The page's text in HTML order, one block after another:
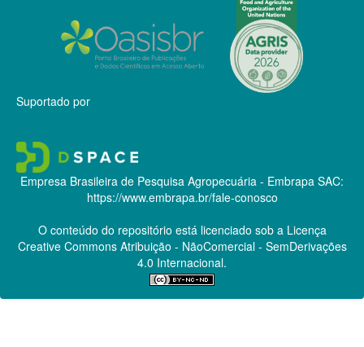
Suportado por
Empresa Brasileira de Pesquisa Agropecuária - Embrapa SAC:
https://www.embrapa.br/fale-conosco
O conteúdo do repositório está licenciado sob a Licença
Creative CommonsAtribuição - NãoComercial - SemDerivações
4.0 Internacional.